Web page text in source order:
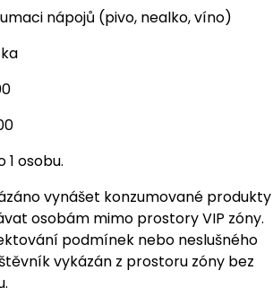
nápojů (pivo, nealko, víno)
osobu.
vynášet konzumované produkty
osobám mimo prostory VIP zóny.
podmínek nebo neslušného
vykázán z prostoru zóny bez